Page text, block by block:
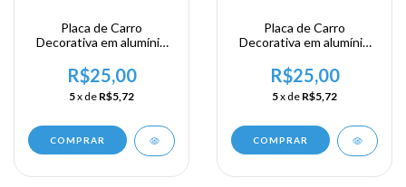
Placa de Carro
Decorativa em alumínio
Ásiatico - Singapura -
Singapore
R$25,00
5x de R$5,72
COMPRAR
Placa de Carro
Decorativa em alumínio
Ásiatico - Singapura -
Singapore
R$25,00
5x de R$5,72
COMPRAR